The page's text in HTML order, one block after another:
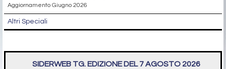
Aggiornamento Giugno 2026
Altri Speciali
SIDERWEB TG. EDIZIONE DEL 7 AGOSTO 2026